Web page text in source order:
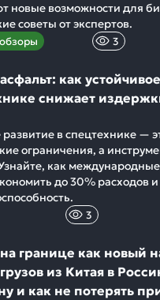
новые возможности для
советы от экспертов.
3
как
снижает
развитие в спецтехнике —
ограничения, а
как
до 30% расходов
3
границе как новый
из Китая в
и как не потерять